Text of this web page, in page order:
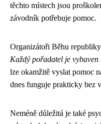
těchto místech jsou
závodník potřebuje pomoc.
Organizátoři Běhu
Každý pořadatel je
lze okamžitě vyslat pomoc
dnes funguje prakticky bez
Neméně důležitá je také